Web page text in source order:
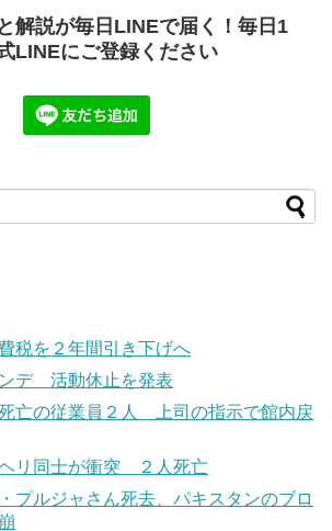
解説が毎日LINEで届く！毎日1
LINEにご登録ください
税を２年間引き下げへ
デ 活動休止を発表
亡の従業員２人 上司の指示で館内戻
リ同士が衝突 ２人死亡
プルジャさん死去、パキスタンのブロ